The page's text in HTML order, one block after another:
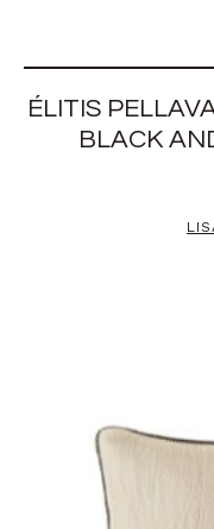
ÉLITIS
BLACK